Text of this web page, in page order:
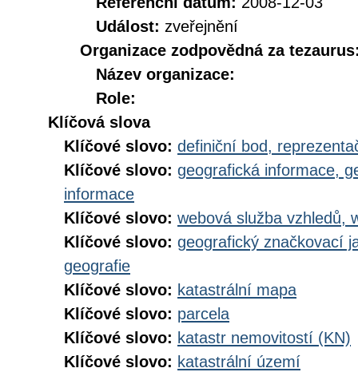
Událost: zveřejnění
Organizace zodpovědná za
Název organizace:
Role:
Klíčová slova
Klíčové slovo: definiční bod,
Klíčové slovo: geografická informace,
informace
Klíčové slovo: webová služba vzhledů,
Klíčové slovo: geografický značkovací
geografie
Klíčové slovo: katastrální mapa
Klíčové slovo: parcela
Klíčové slovo: katastr nemovitostí (KN)
Klíčové slovo: katastrální území